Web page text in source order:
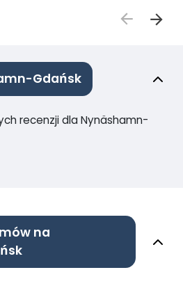
Gdańsk
recenzji dla Nynäshamn-
na